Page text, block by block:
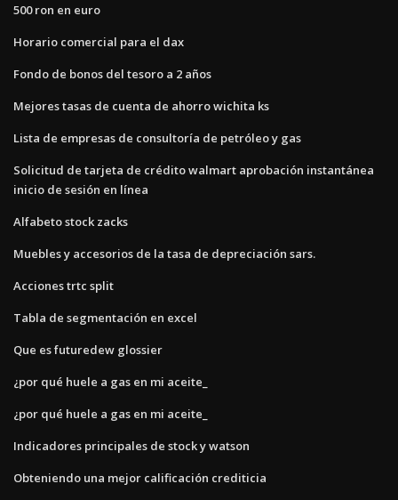
500 ron en euro
Horario comercial para el dax
Fondo de bonos del tesoro a 2 años
Mejores tasas de cuenta de ahorro wichita ks
Lista de empresas de consultoría de petróleo y gas
Solicitud de tarjeta de crédito walmart aprobación instantánea
inicio de sesión en línea
Alfabeto stock zacks
Muebles y accesorios de la tasa de depreciación sars.
Acciones trtc split
Tabla de segmentación en excel
Que es futuredew glossier
¿por qué huele a gas en mi aceite_
¿por qué huele a gas en mi aceite_
Indicadores principales de stock y watson
Obteniendo una mejor calificación crediticia